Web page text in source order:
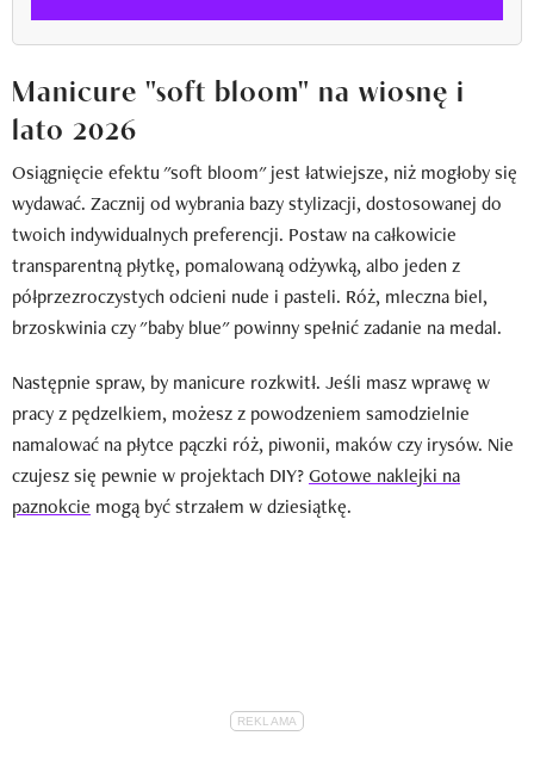
Manicure "soft bloom" na wiosnę i
lato 2026
Osiągnięcie efektu "soft bloom" jest łatwiejsze, niż mogłoby się
wydawać. Zacznij od wybrania bazy stylizacji, dostosowanej do
twoich indywidualnych preferencji. Postaw na całkowicie
transparentną płytkę, pomalowaną odżywką, albo jeden z
półprzezroczystych odcieni nude i pasteli. Róż, mleczna biel,
brzoskwinia czy "baby blue" powinny spełnić zadanie na medal.
Następnie spraw, by manicure rozkwitł. Jeśli masz wprawę w
pracy z pędzelkiem, możesz z powodzeniem samodzielnie
namalować na płytce pączki róż, piwonii, maków czy irysów. Nie
czujesz się pewnie w projektach DIY?Gotowe naklejki na
paznokcie mogą być strzałem w dziesiątkę.